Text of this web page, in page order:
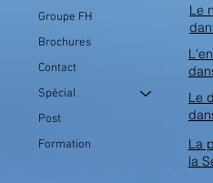
Groupe FH
Brochures
Contact
Spécial
Post
Formation
Le
Le
La
la